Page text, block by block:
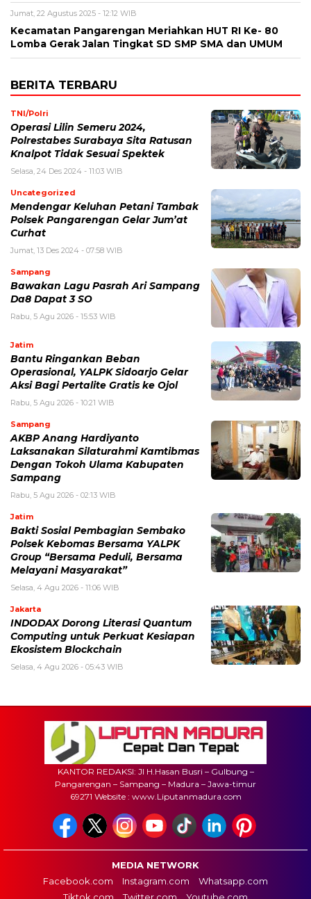
Jumat, 22 Agustus 2025 - 12:12 WIB
Kecamatan Pangarengan Meriahkan HUT RI Ke- 80
Lomba Gerak Jalan Tingkat SD SMP SMA dan UMUM
BERITA TERBARU
TNI/Polri
Operasi Lilin Semeru 2024,
Polrestabes Surabaya Sita Ratusan
Knalpot Tidak Sesuai Spektek
Selasa, 24 Des 2024 - 11:03 WIB
Uncategorized
Mendengar Keluhan Petani Tambak
Polsek Pangarengan Gelar Jum’at
Curhat
Jumat, 13 Des 2024 - 07:58 WIB
Sampang
Bawakan Lagu Pasrah Ari Sampang
Da8 Dapat 3 SO
Rabu, 5 Agu 2026 - 15:53 WIB
Jatim
Bantu Ringankan Beban
Operasional, YALPK Sidoarjo Gelar
Aksi Bagi Pertalite Gratis ke Ojol
Rabu, 5 Agu 2026 - 10:21 WIB
Sampang
AKBP Anang Hardiyanto
Laksanakan Silaturahmi Kamtibmas
Dengan Tokoh Ulama Kabupaten
Sampang
Rabu, 5 Agu 2026 - 02:13 WIB
Jatim
Bakti Sosial Pembagian Sembako
Polsek Kebomas Bersama YALPK
Group “Bersama Peduli, Bersama
Melayani Masyarakat”
Selasa, 4 Agu 2026 - 11:06 WIB
Jakarta
INDODAX Dorong Literasi Quantum
Computing untuk Perkuat Kesiapan
Ekosistem Blockchain
Selasa, 4 Agu 2026 - 05:43 WIB
KANTOR REDAKSI: Jl H.Hasan Busri – Gulbung –
Pangarengan – Sampang – Madura – Jawa-timur
69271 Website : www.Liputanmadura.com
MEDIA NETWORK
Facebook.com
Instagram.com
Whatsapp.com